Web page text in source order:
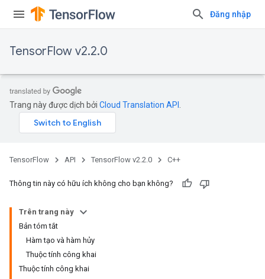
Đăng nhập
TensorFlow v2.2.0
Trang này được dịch bởi Cloud Translation API
TensorFlow API TensorFlow v2.2.0 C++
Thông tin này có hữu ích không cho bạn không?
Trên trang này
Bản tóm tắt
Hàm tạo và hàm hủy
Thuộc tính công khai
Thuộc tính công khai